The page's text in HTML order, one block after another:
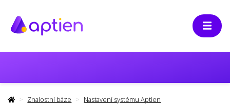
Znalostní báze
Nastavení systému Aptien